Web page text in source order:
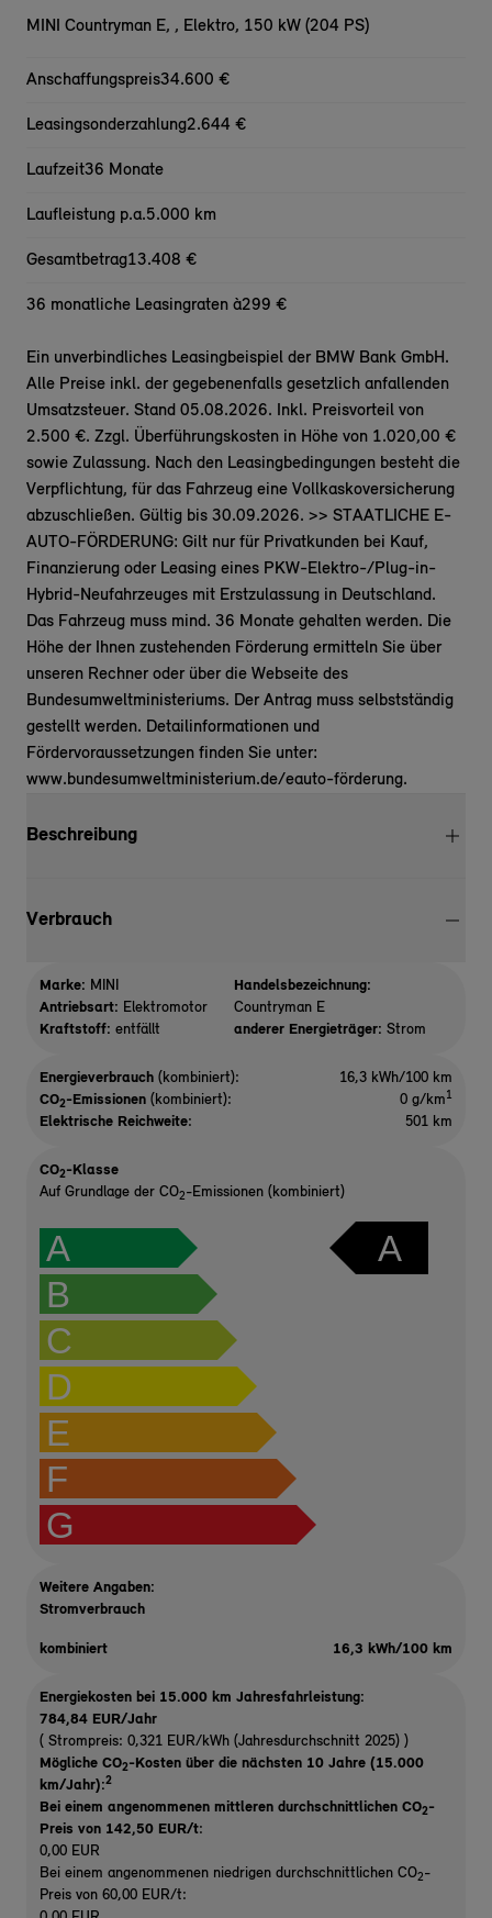
MINI Countryman E, , Elektro, 150 kW (204 PS)
Anschaffungspreis34.600 €
Leasingsonderzahlung2.644 €
Laufzeit36 Monate
Laufleistung p.a.5.000 km
Gesamtbetrag13.408 €
36 monatliche Leasingraten à299 €
Ein unverbindliches Leasingbeispiel der BMW Bank GmbH.
Alle Preise inkl. der gegebenenfalls gesetzlich anfallenden
Umsatzsteuer. Stand 05.08.2026. Inkl. Preisvorteil von
2.500 €. Zzgl. Überführungskosten in Höhe von 1.020,00 €
sowie Zulassung. Nach den Leasingbedingungen besteht die
Verpflichtung, für das Fahrzeug eine Vollkaskoversicherung
abzuschließen. Gültig bis 30.09.2026. >> STAATLICHE E-
AUTO-FÖRDERUNG: Gilt nur für Privatkunden bei Kauf,
Finanzierung oder Leasing eines PKW-Elektro-/Plug-in-
Hybrid-Neufahrzeuges mit Erstzulassung in Deutschland.
Das Fahrzeug muss mind. 36 Monate gehalten werden. Die
Höhe der Ihnen zustehenden Förderung ermitteln Sie über
unseren Rechner oder über die Webseite des
Bundesumweltministeriums. Der Antrag muss selbstständig
gestellt werden. Detailinformationen und
Fördervoraussetzungen finden Sie unter:
www.bundesumweltministerium.de/eauto-förderung.
Beschreibung
Verbrauch
Marke: MINI
Antriebsart: Elektromotor
Kraftstoff: entfällt
Handelsbezeichnung:
Countryman E
anderer Energieträger: Strom
Energieverbrauch (kombiniert):
16,3 kWh/100 km
CO2-Emissionen (kombiniert): 0 g/km1
Elektrische Reichweite: 501 km
CO2-Klasse
Auf Grundlage der CO2-Emissionen (kombiniert)
A
B
C
D
E
F
G
A
Weitere Angaben:
Stromverbrauch
kombiniert 16,3 kWh/100 km
Energiekosten bei 15.000 km Jahresfahrleistung:
784,84 EUR/Jahr
( Strompreis: 0,321 EUR/kWh (Jahresdurchschnitt 2025) )
Mögliche CO2-Kosten über die nächsten 10 Jahre (15.000
km/Jahr):2
Bei einem angenommenen mittleren durchschnittlichen CO2-
Preis von 142,50 EUR/t:
0,00 EUR
Bei einem angenommenen niedrigen durchschnittlichen CO2-
Preis von 60,00 EUR/t: